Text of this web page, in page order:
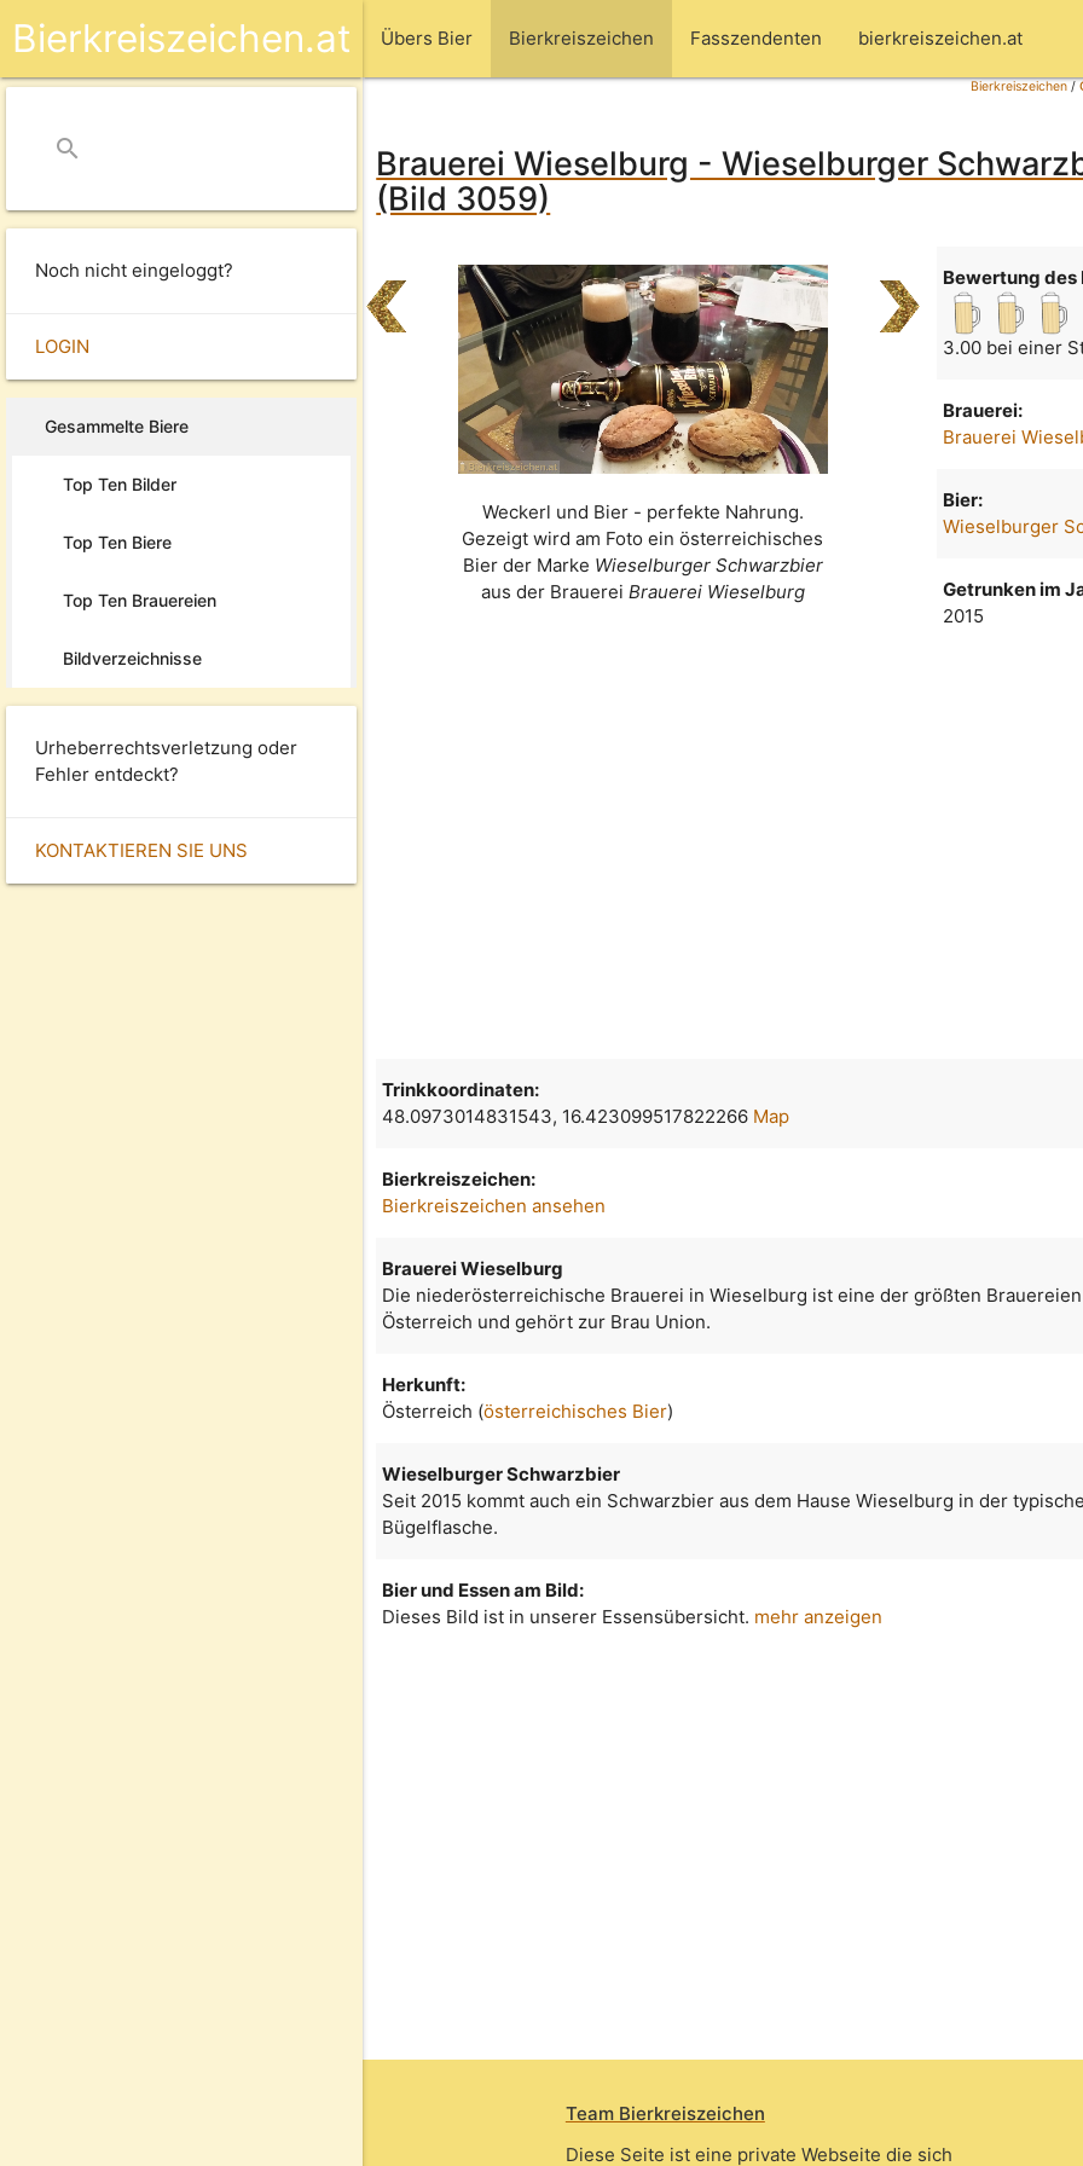
Übers Bier Bierkreiszeichen Fasszendenten bierkreiszeichen.at
Bierkreiszeichen.at
search
Noch nicht eingeloggt?
LOGIN
Gesammelte Biere
Top Ten Bilder
Top Ten Biere
Top Ten Brauereien
Bildverzeichnisse
Urheberrechtsverletzung oder
Fehler entdeckt?
KONTAKTIEREN SIE UNS
Bierkreiszeichen/
Brauerei Wieselburg - Wieselburger
(Bild 3059)
Weckerl und Bier - perfekte Nahrung.
Gezeigt wird am Foto ein österreichisches
Bier der Marke Wieselburger Schwarzbier
aus der Brauerei Brauerei Wieselburg
Bewertung des
3.00 bei einer
Brauerei:
Brauerei
Bier:
Wieselburger
Getrunken im
2015
Trinkkoordinaten:
48.0973014831543, 16.423099517822266 Map
Bierkreiszeichen:
Bierkreiszeichen ansehen
Brauerei Wieselburg
Die niederösterreichische Brauerei in Wieselburg ist eine der größten
Österreich und gehört zur Brau Union.
Herkunft:
Österreich (österreichisches Bier)
Wieselburger Schwarzbier
Seit 2015 kommt auch ein Schwarzbier aus dem Hause Wieselburg in der
Bügelflasche.
Bier und Essen am Bild:
Dieses Bild ist in unserer Essensübersicht. mehr anzeigen
Team Bierkreiszeichen
Diese Seite ist eine private Webseite die sich